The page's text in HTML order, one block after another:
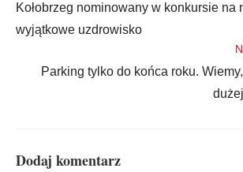
Kołobrzeg nominowany w konkursie na
wyjątkowe uzdrowisko
Parking tylko do końca roku.
Dodaj komentarz